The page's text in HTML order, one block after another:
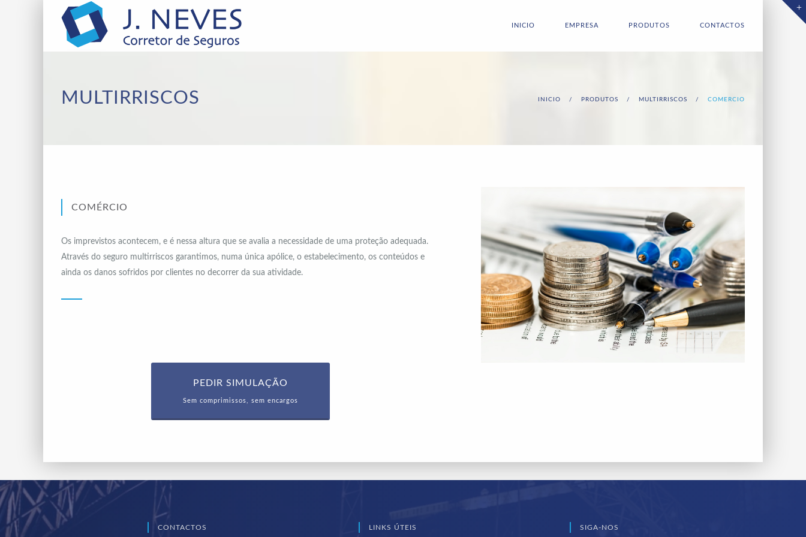
INICIO EMPRESA PRODUTOS CONTACTOS
MULTIRRISCOS INICIO / PRODUTOS / MULTIRRISCOS / COMERCIO
COMÉRCIO
Os ‎imprevistos‬ acontecem, e é nessa altura que se avalia a necessidade de uma proteção adequada.
Através do seguro ‪‎multirriscos‬ garantimos, numa única apólice, o estabelecimento, os conteúdos e
ainda os danos sofridos por clientes no decorrer da sua atividade.
PEDIR SIMULAÇÃO
Sem comprimissos, sem encargos
CONTACTOS LINKS ÚTEIS SIGA-NOS